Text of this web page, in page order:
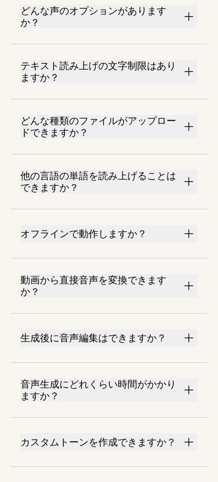
どんな声のオプションがあります
か？
テキスト読み上げの文字制限はあり
ますか？
どんな種類のファイルがアップロー
ドできますか？
他の言語の単語を読み上げることは
できますか？
オフラインで動作しますか？
動画から直接音声を変換できます
か？
生成後に音声編集はできますか？
音声生成にどれくらい時間がかかり
ますか？
カスタムトーンを作成できますか？